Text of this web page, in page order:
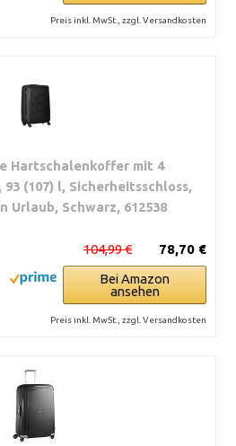
Preis inkl. MwSt., zzgl. Versandkosten
Hartschalenkoffer mit 4
(107) l, Sicherheitsschloss,
Urlaub, Schwarz, 612538
78,70 €
104,99 €
Bei Amazon
ansehen
Preis inkl. MwSt., zzgl. Versandkosten